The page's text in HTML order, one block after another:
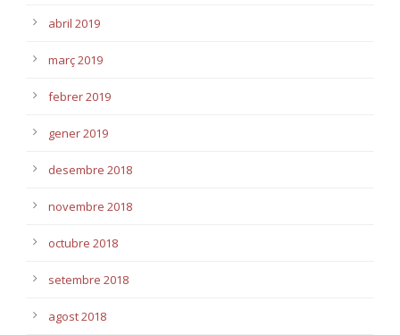
abril 2019
març 2019
febrer 2019
gener 2019
desembre 2018
novembre 2018
octubre 2018
setembre 2018
agost 2018